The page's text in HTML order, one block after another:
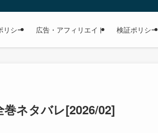
リシー 広告・アフィリエイト 検証ポリシー
巻ネタバレ[2026/02]